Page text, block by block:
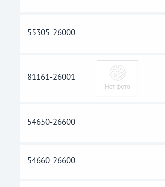
55305-26000
81161-26001
54650-26600
54660-26600